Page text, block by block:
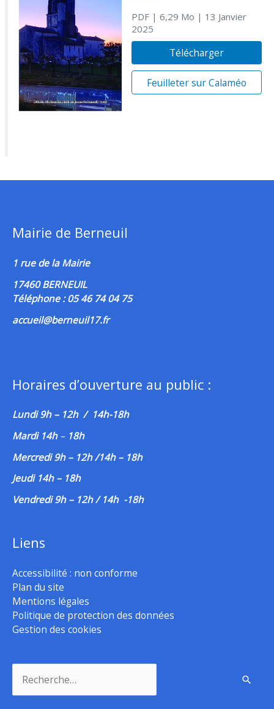
PDF| 6,29 Mo | 13 Janvier
2025
Télécharger
Feuilleter sur Calaméo
Mairie de Berneuil
1 rue de la Mairie
17460 BERNEUIL
Téléphone : 05 46 74 04 75
accueil@berneuil17.fr
Horaires d’ouverture au public :
Lundi 9h – 12h / 14h-18h
Mardi 14h– 18h
Mercredi 9h – 12h /14h – 18h
Jeudi 14h – 18h
Vendredi 9h – 12h / 14h -18h
Liens
Accessibilité : non conforme
Plan du site
Mentions légales
Politique de protection des données
Gestion des cookies